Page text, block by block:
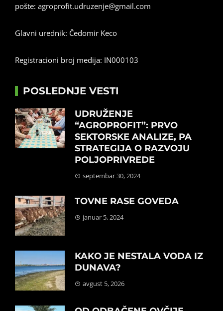
pošte: agroprofit.udruzenje@gmail.com
Glavni urednik: Čedomir Keco
Registracioni broj medija: IN000103
POSLEDNJE VESTI
UDRUŽENJE
“AGROPROFIT”: PRVO
SEKTORSKE ANALIZE, PA
STRATEGIJA O RAZVOJU
POLJOPRIVREDE
septembar 30, 2024
TOVNE RASE GOVEDA
januar 5, 2024
KAKO JE NESTALA VODA IZ
DUNAVA?
avgust 5, 2026